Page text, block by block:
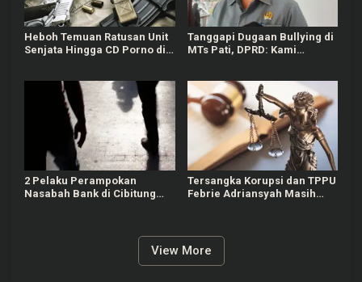
Heboh Temuan Ratusan Unit
Senjata Hingga CD Porno di
Tanggapi Dugaan Bullying di
MTs Pati, DPRD: Kami
2 Pelaku Perampokan
Nasabah Bank di Cibitung
Tersangka Korupsi dan TPPU
Febrie Adriansyah Masih
View More